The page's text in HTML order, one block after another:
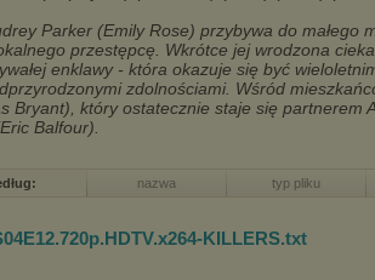
Parker (Emily Rose) przybywa do małego
przestępcę. Wkrótce jej wrodzona
enklawy - która okazuje się być
zdolnościami. Wśród
Bryant), który ostatecznie staje się partnerem
Balfour).
nazwa typ pliku
KILLERS.txt